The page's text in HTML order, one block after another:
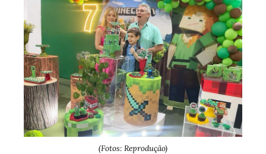
(Fotos: Reprodução)